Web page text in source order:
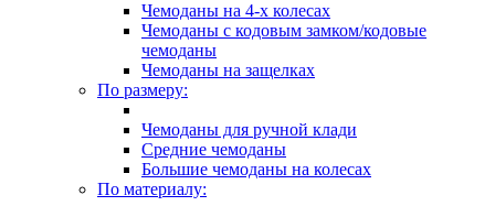
Чемоданы на 4-х колесах
Чемоданы с кодовым замком/кодовые
чемоданы
Чемоданы на защелках
По размеру:
Чемоданы для ручной клади
Средние чемоданы
Большие чемоданы на колесах
По материалу: